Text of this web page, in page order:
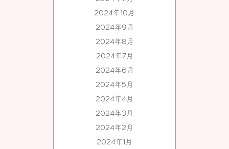
2024年10月
2024年9月
2024年8月
2024年7月
2024年6月
2024年5月
2024年4月
2024年3月
2024年2月
2024年1月